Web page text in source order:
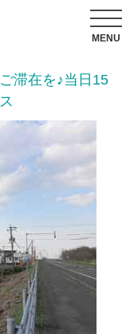
MENU
滞在を♪当日15